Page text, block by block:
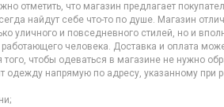
отметить, что магазин предлагает
найдут себе что-то по душе. Магазин
уличного и повседневного стилей, но и
работающего человека. Доставка и оплата
чтобы одеваться в магазине не нужно
одежду напрямую по адресу, указанному при